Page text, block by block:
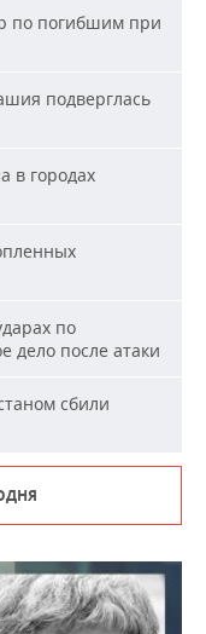
по погибшим при
подверглась
в городах
по
дело после атаки
сбили